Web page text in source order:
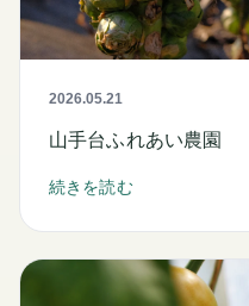
2026.05.21
山手台ふれあい農園
続きを読む